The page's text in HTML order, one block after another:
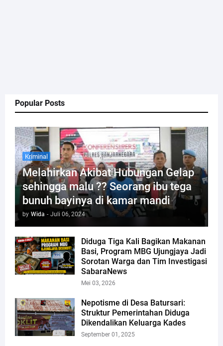
Popular Posts
Kriminal
Melahirkan Akibat Hubungan Gelap
sehingga malu ?? Seorang ibu tega
bunuh bayinya di kamar mandi
by Wida - Juli 06, 2024
Diduga Tiga Kali Bagikan Makanan
Basi, Program MBG Ujungjaya Jadi
Sorotan Warga dan Tim Investigasi
SabaraNews
Mei 03, 2026
Nepotisme di Desa Batursari:
Struktur Pemerintahan Diduga
Dikendalikan Keluarga Kades
September 01, 2025